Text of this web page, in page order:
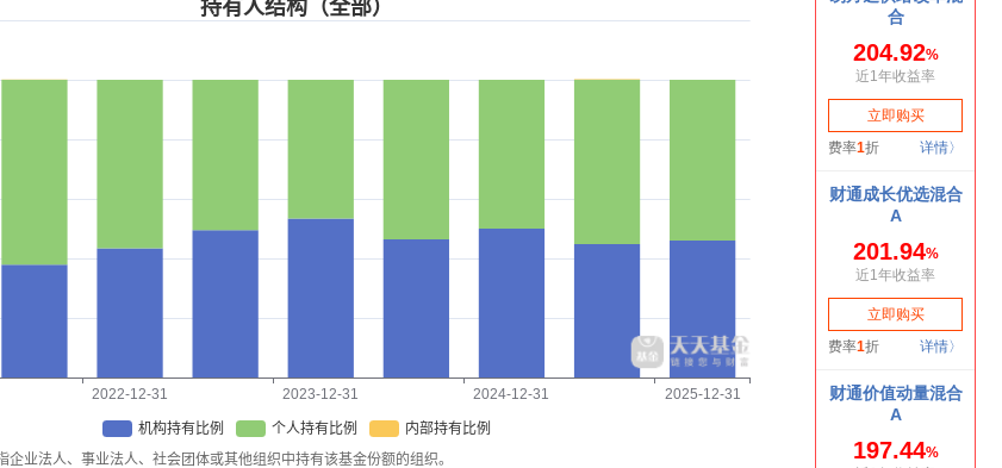
2022-12-31 2023-12-31 2024-12-31 2025-12-31
机构持有比例 个人持有比例 内部持有比例
持有人结构（全部）
企业法人、事业法人、社会团体或其他组织中持有该基金份额的组织。